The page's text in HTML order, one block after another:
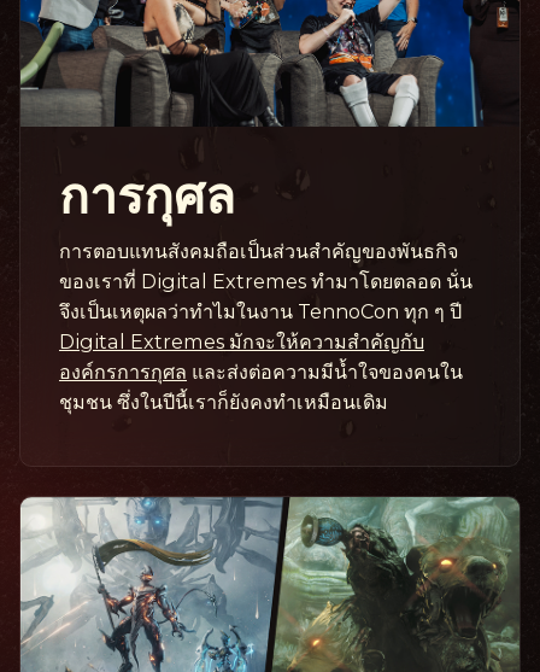
การกุศล
การตอบแทนสังคมถือเป็นส่วนสำคัญของพันธกิจ
ของเราที่ Digital Extremes ทำมาโดยตลอด นั่น
จึงเป็นเหตุผลว่าทำไมในงาน TennoCon ทุก ๆ ปี
Digital Extremes มักจะให้ความสำคัญกับ
องค์กรการกุศล และส่งต่อความมีน้ำใจของคนใน
ชุมชน ซึ่งในปีนี้เราก็ยังคงทำเหมือนเดิม